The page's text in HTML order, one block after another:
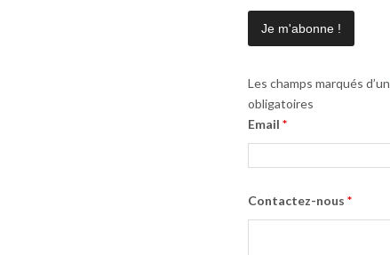
Les champs marqués d’un
obligatoires
Email*
Contactez-nous*